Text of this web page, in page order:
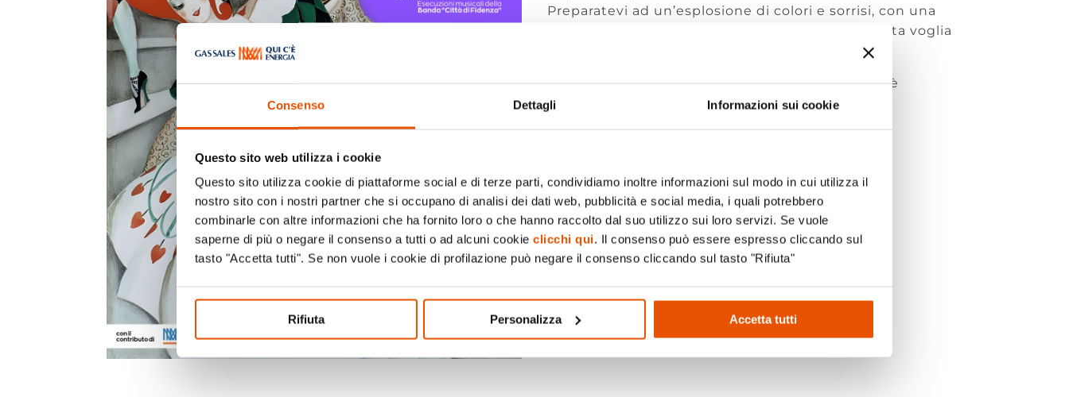
Consenso Dettagli Informazioni sui cookie
Questo sito web utilizza i cookie
Questo sito utilizza cookie di piattaforme social e di terze parti, condividiamo inoltre informazioni sul modo in cui utilizza il
nostro sito con i nostri partner che si occupano di analisi dei dati web, pubblicità e social media, i quali potrebbero
combinarle con altre informazioni che ha fornito loro o che hanno raccolto dal suo utilizzo sui loro servizi. Se vuole
saperne di più o negare il consenso a tutti o ad alcuni cookie clicchi qui. Il consenso può essere espresso cliccando sul
tasto "Accetta tutti". Se non vuole i cookie di profilazione può negare il consenso cliccando sul tasto "Rifiuta"
Rifiuta Personalizza Accetta tutti
Preparatevi ad un’esplosione di colori e sorrisi, con una
parata di maschere originali, carri allegorici e tanta voglia
Causa maltempo l’evento “Il Borgo Mascherato” è
rimandato a martedì 17 febbraio
Visita il sito
Pagina Facebook